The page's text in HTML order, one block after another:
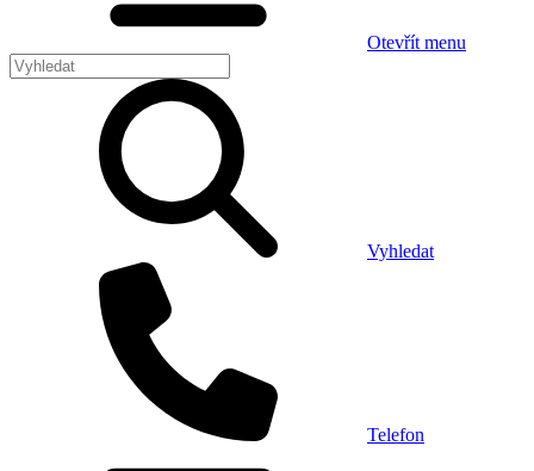
Otevřít menu
Vyhledat
Telefon